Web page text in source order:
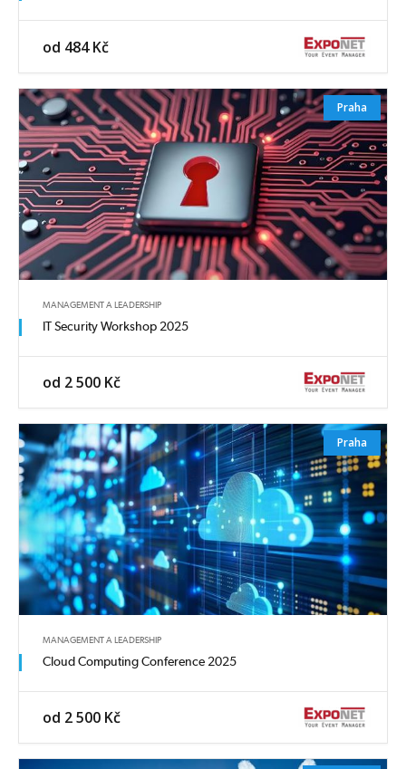
od 484 Kč
Praha
MANAGEMENT A LEADERSHIP
IT Security Workshop 2025
od 2 500 Kč
Praha
MANAGEMENT A LEADERSHIP
Cloud Computing Conference 2025
od 2 500 Kč